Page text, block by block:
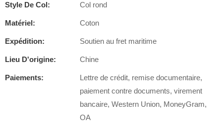
Style De Col: Col rond
Matériel: Coton
Expédition: Soutien au fret maritime
Lieu D'origine: Chine
Paiements:
Lettre de crédit, remise documentaire,
paiement contre documents, virement
bancaire, Western Union, MoneyGram,
OA